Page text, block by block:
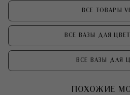
ВСЕ ТОВАРЫ
ВСЕ ВАЗЫ ДЛЯ
ВСЕ ВАЗЫ ДЛЯ
ПОХОЖИЕ